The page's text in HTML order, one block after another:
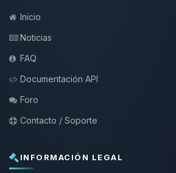
Inicio
Noticias
FAQ
Documentación API
Foro
Contacto / Soporte
INFORMACIÓN LEGAL